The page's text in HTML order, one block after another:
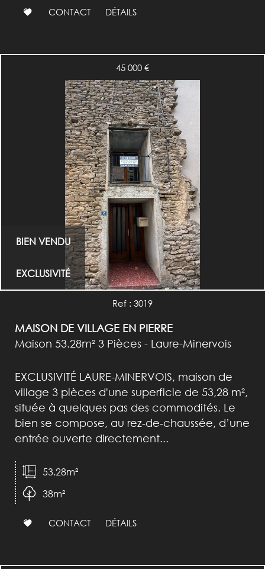
CONTACT DÉTAILS
BIEN VENDU
EXCLUSIVITÉ
45 000 €
Ref : 3019
MAISON DE VILLAGE EN PIERRE
Maison 53.28m² 3 Pièces - Laure-Minervois
EXCLUSIVITÉ LAURE-MINERVOIS, maison de
village 3 pièces d'une superficie de 53,28 m²,
située à quelques pas des commodités. Le
bien se compose, au rez-de-chaussée, d’une
entrée ouverte directement...
53.28m²
38m²
CONTACT DÉTAILS